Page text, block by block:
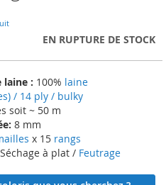
EN RUPTURE DE STOCK
laine : 100% laine
/ 14 ply / bulky
soit ~ 50 m
8 mm
x 15 rangs
à plat / Feutrage